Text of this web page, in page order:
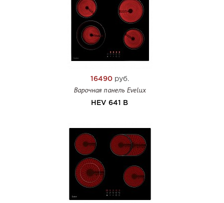
16490руб.
Варочная панель Evelux
HEV 641 B